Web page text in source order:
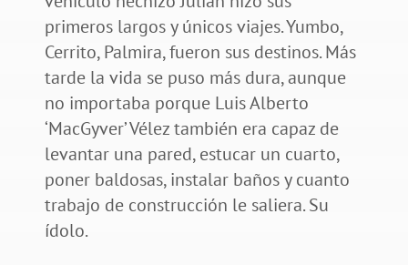
primeros largos y únicos viajes. Yumbo,
Cerrito, Palmira, fueron sus destinos. Más
tarde la vida se puso más dura, aunque
no importaba porque Luis Alberto
‘MacGyver’ Vélez también era capaz de
levantar una pared, estucar un cuarto,
poner baldosas, instalar baños y cuanto
trabajo de construcción le saliera. Su
ídolo.